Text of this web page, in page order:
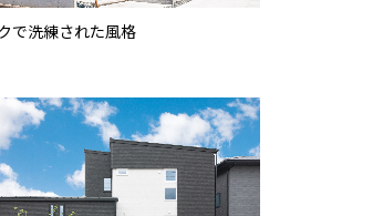
で洗練された風格